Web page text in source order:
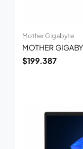
Mother Gigabyte
MOTHER
$199.387